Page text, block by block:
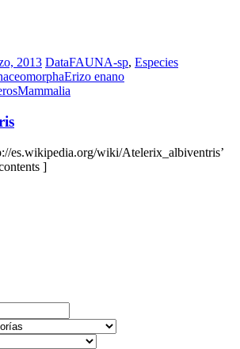
2013 DataFAUNA-sp, Especies
Erizo enano
Mammalia
es.wikipedia.org/wiki/Atelerix_albiventris’
]